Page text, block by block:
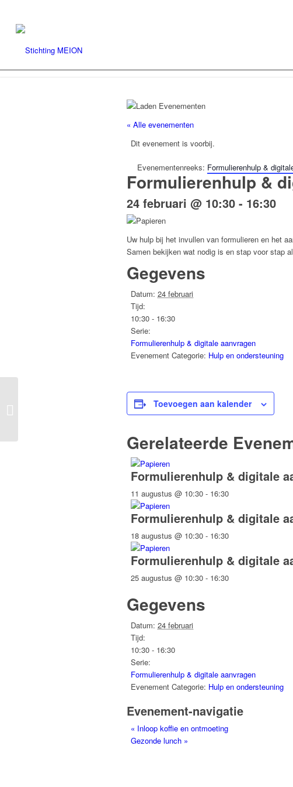
« Alle evenementen
Dit evenement is voorbij.
Evenementenreeks: Formulierenhulp &
Formulierenhulp &
24 februari @ 10:30 - 16:30
Uw hulp bij het invullen van formulieren en het
Samen bekijken wat nodig is en stap voor stap
Gegevens
Datum: 24 februari
Tijd:
10:30 - 16:30
Serie:
Formulierenhulp & digitale aanvragen
Evenement Categorie: Hulp en ondersteuning
Toevoegen aan kalender
Gerelateerde
Formulierenhulp & digitale
11 augustus @ 10:30 - 16:30
Formulierenhulp & digitale
18 augustus @ 10:30 - 16:30
Formulierenhulp & digitale
25 augustus @ 10:30 - 16:30
Gegevens
Datum: 24 februari
Tijd:
10:30 - 16:30
Serie:
Formulierenhulp & digitale aanvragen
Evenement Categorie: Hulp en ondersteuning
Evenement-navigatie
« Inloop koffie en ontmoeting
Gezonde lunch »